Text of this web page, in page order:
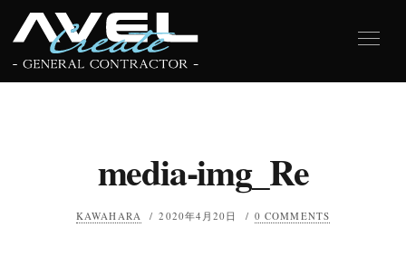
media-img_Re
KAWAHARA / 2020年4月20日 / 0 COMMENTS